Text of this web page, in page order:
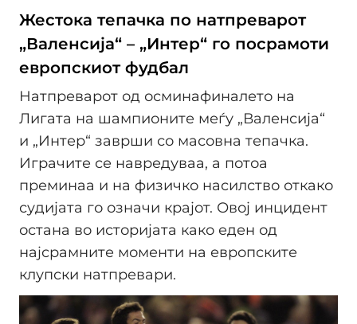
Жестока тепачка по натпреварот
„Валенсија“ – „Интер“ го посрамоти
европскиот фудбал
Натпреварот од осминафиналето на
Лигата на шампионите меѓу „Валенсија“
и „Интер“ заврши со масовна тепачка.
Играчите се навредуваа, а потоа
преминаа и на физичко насилство откако
судијата го означи крајот. Овој инцидент
остана во историјата како еден од
најсрамните моменти на европските
клупски натпревари.